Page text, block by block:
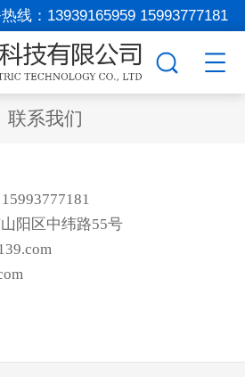
线： 13939165959 15993777181
联系我们
阳区中纬路55号